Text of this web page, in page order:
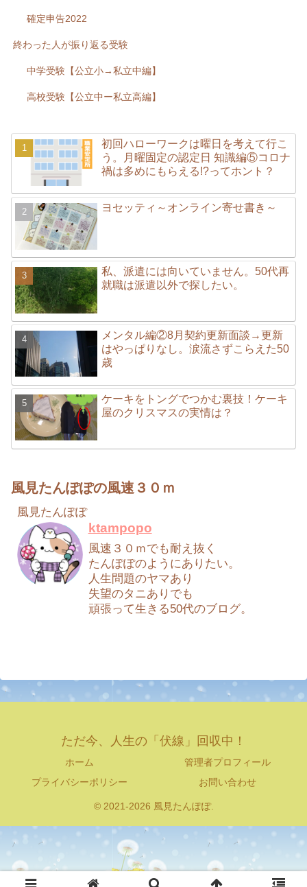
確定申告2022
終わった人が振り返る受験
中学受験【公立小→私立中編】
高校受験【公立中ー私立高編】
初回ハローワークは曜日を考えて行こ
う。月曜固定の認定日 知識編⑤コロナ
禍は多めにもらえる!?ってホント？
ヨセッティ～オンライン寄せ書き～
私、派遣には向いていません。50代再
就職は派遣以外で探したい。
メンタル編②8月契約更新面談→更新
はやっぱりなし。涙流さずこらえた50
歳
ケーキをトングでつかむ裏技！ケーキ
屋のクリスマスの実情は？
風見たんぽぽの風速３０ｍ
風見たんぽぽ
ktampopo
風速３０ｍでも耐え抜く
たんぽぽのようにありたい。
人生問題のヤマあり
失望のタニありでも
頑張って生きる50代のブログ。
ただ今、人生の「伏線」回収中！
ホーム
管理者プロフィール
プライバシーポリシー
お問い合わせ
© 2021-2026 風見たんぽぽ.